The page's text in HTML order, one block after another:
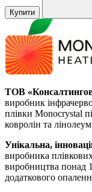
Купити
ТОВ
виробник
плівки Monocrystal
ковролін та
Унікальна,
виробника
виробництва понад
додаткового